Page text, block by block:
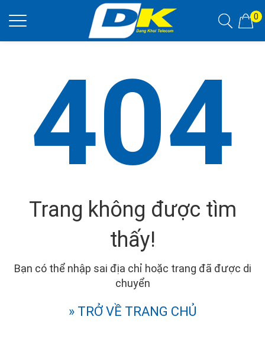
0
404
Trang không được tìm
thấy!
Bạn có thể nhập sai địa chỉ hoặc trang đã được di
chuyển
» TRỞ VỀ TRANG CHỦ